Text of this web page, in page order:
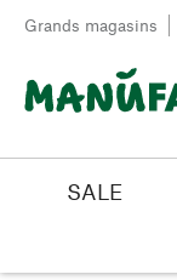
Passer au contenu
Grands magasins
SALE